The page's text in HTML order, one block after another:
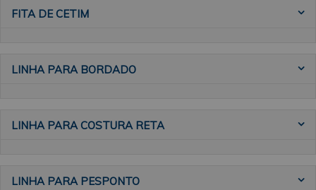
FITA DE CETIM
LINHA PARA BORDADO
LINHA PARA COSTURA RETA
LINHA PARA PESPONTO